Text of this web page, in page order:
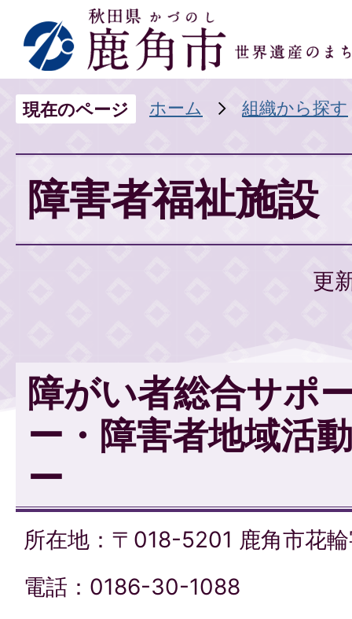
現在のページ ホーム 組織から探す
障害者福祉施設
更
障がい者総合サポ
ー・障害者地域活
ー
所在地：〒018-5201 鹿角市花
電話：0186-30-1088